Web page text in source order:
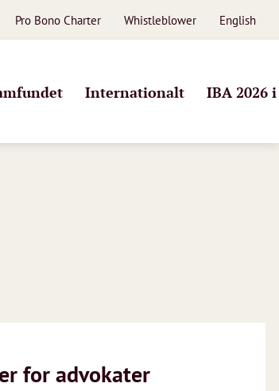
Pro Bono Charter Whistleblower English
Internationalt IBA 2026
for advokater